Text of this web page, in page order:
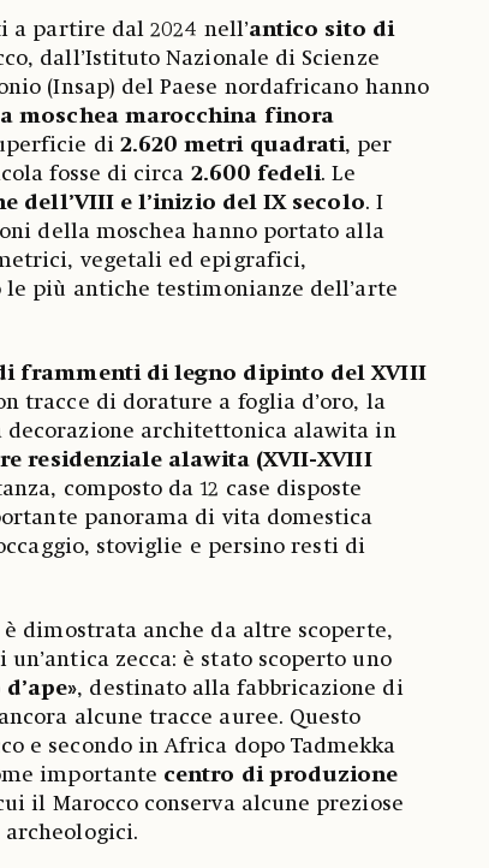
a partire dal 2024 nell’antico sito di
dall’Istituto Nazionale di Scienze
(Insap) del Paese nordafricano hanno
moschea marocchina finora
di 2.620 metri quadrati, per
fosse di circa 2.600 fedeli. Le
dell’VIII e l’inizio del IX secolo. I
della moschea hanno portato alla
vegetali ed epigrafici,
più antiche testimonianze dell’arte
frammenti di legno dipinto del XVIII
tracce di dorature a foglia d’oro, la
architettonica alawita in
residenziale alawita (XVII-XVIII
composto da 12 case disposte
panorama di vita domestica
stoviglie e persino resti di
dimostrata anche da altre scoperte,
zecca: è stato scoperto uno
, destinato alla fabbricazione di
alcune tracce auree. Questo
e secondo in Africa dopo Tadmekka
importante centro di produzione
il Marocco conserva alcune preziose